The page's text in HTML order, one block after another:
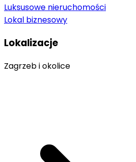
Luksusowe nieruchomości
Lokal biznesowy
Lokalizacje
Zagrzeb i okolice